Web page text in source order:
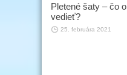
Pletené šaty – čo
vedieť?
25. februára 2021